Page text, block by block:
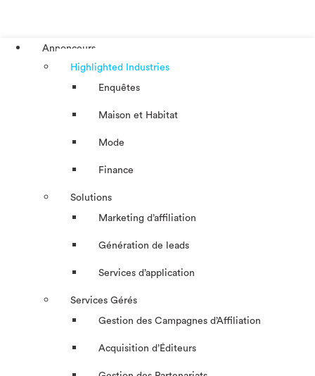
Annonceurs
Highlighted Industries
Enquêtes
Maison et Habitat
Mode
Finance
Solutions
Marketing d’affiliation
Génération de leads
Services d’application
Services Gérés
Gestion des Campagnes d’Affiliation​
Acquisition d’Éditeurs